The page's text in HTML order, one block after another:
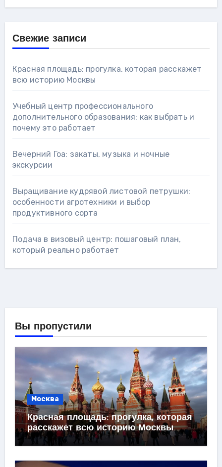
Свежие записи
Красная площадь: прогулка, которая расскажет
всю историю Москвы
Учебный центр профессионального
дополнительного образования: как выбрать и
почему это работает
Вечерний Гоа: закаты, музыка и ночные
экскурсии
Выращивание кудрявой листовой петрушки:
особенности агротехники и выбор
продуктивного сорта
Подача в визовый центр: пошаговый план,
который реально работает
Вы пропустили
Москва
Красная площадь: прогулка, которая
расскажет всю историю Москвы